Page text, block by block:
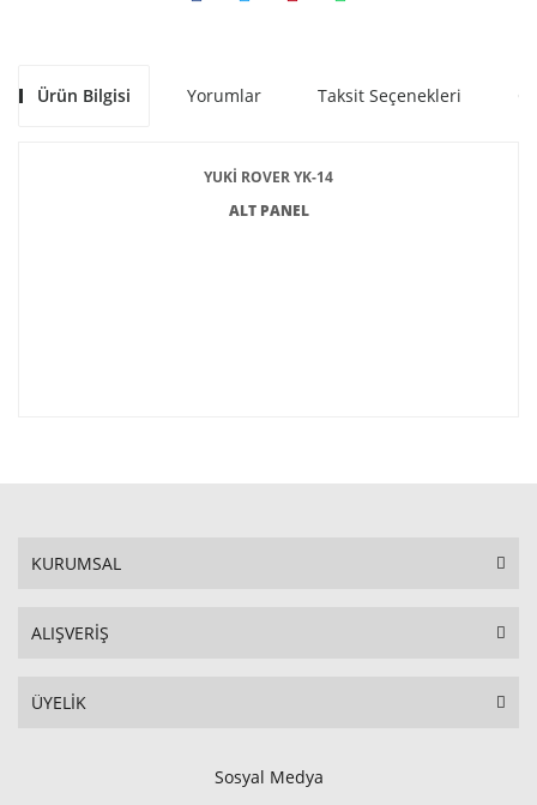
Ürün Bilgisi Yorumlar Taksit Seçenekleri
YUKİ ROVER YK-14
ALT PANEL
KURUMSAL
ALIŞVERİŞ
ÜYELİK
Sosyal Medya